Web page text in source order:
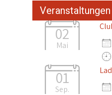
Outlook Live
Veranstaltungen
02
Mai
01
Sep.